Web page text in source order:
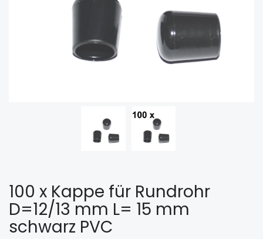
100 x Kappe für Rundrohr
D=12/13 mm L= 15 mm
schwarz PVC